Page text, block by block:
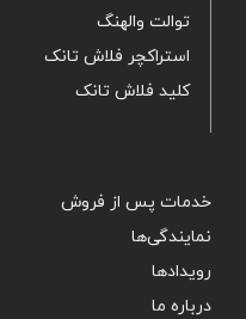
خدمات پس از فروش
نمایندگی‌ها
رویدادها
درباره ما
توالت والهنگ
استراکچر فلاش تانک
کلید فلاش تانک